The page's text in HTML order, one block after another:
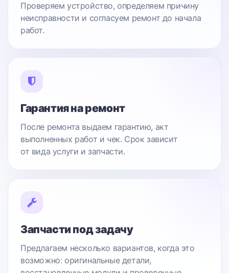
Проверяем устройство, определяем причину
неисправности и согласуем ремонт до начала
работ.
Гарантия на ремонт
После ремонта выдаем гарантию, акт
выполненных работ и чек. Срок зависит
от вида услуги и запчасти.
Запчасти под задачу
Предлагаем несколько вариантов, когда это
возможно: оригинальные детали,